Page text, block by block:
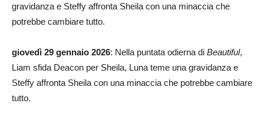
gravidanza e Steffy affronta Sheila con una minaccia che
potrebbe cambiare tutto.
giovedì 29 gennaio 2026: Nella puntata odierna di Beautiful,
Liam sfida Deacon per Sheila, Luna teme una gravidanza e
Steffy affronta Sheila con una minaccia che potrebbe cambiare
tutto.